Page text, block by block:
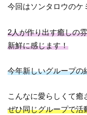
今回はソンタロウのケ
2人が作り出す癒しの
新鮮に感じます！
今年新しいグループの
こんなに愛らしくて癒
ぜひ同じグループで活